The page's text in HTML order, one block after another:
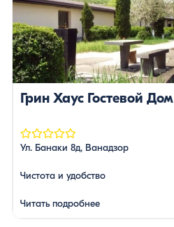
Грин Хаус Гостевой Дом
Ул. Банаки 8д, Ванадзор
Чистота и удобство
Читать подробнее